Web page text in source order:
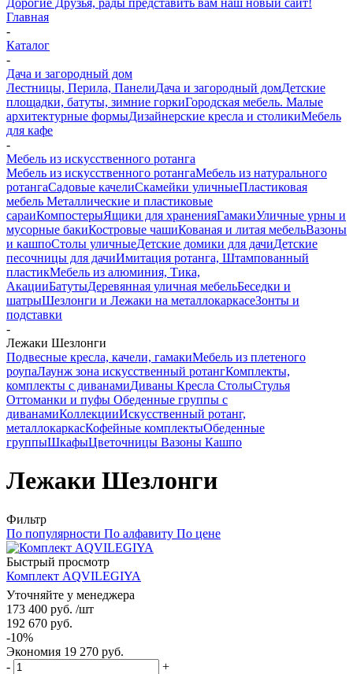
Дорогие Друзья, рады представить вам наш новый сайт!
Главная
-
Каталог
-
Дача и загородный дом
Лестницы, Перила, ПанелиДача и загородный домДетские
площадки, батуты, зимние горкиГородская мебель. Малые
архитектурные формыДизайнерские кресла и столикиМебель
для кафе
-
Мебель из искусственного ротанга
Мебель из искусственного ротангаМебель из натурального
ротангаСадовые качелиСкамейки уличныеПластиковая
мебель Металлические и пластиковые
сараиКомпостерыЯщики для храненияГамакиУличные урны и
мусорные бакиКостровые чашиКованая и литая мебельВазоны
и кашпоСтолы уличныеДетские домики для дачиДетские
песочницы для дачиИмитация ротанга, Штампованный
пластикМебель из алюминия, Тика,
АкацииБатутыДеревянная уличная мебельБеседки и
шатрыШезлонги и Лежаки на металлокаркасеЗонты и
подставки
-
Лежаки Шезлонги
Подвесные кресла, качели, гамакиМебель из плетеного
роупаЛаунж зона искусственный ротангКомплекты,
комплекты с диванамиДиваны Кресла СтолыСтулья
Оттоманки и пуфы Обеденные группы с
диванамиКоллекцииИскусственный ротанг,
металлокаркасКофейные комплектыОбеденные
группыШкафыЦветочницы Вазоны Кашпо
Лежаки Шезлонги
Фильтр
По популярности По алфавиту По цене
Быстрый просмотр
Комплект AQVILEGIYA
Уточняйте у менеджера
173 400 руб. /шт
192 670 руб.
-10%
Экономия 19 270 руб.
-
+